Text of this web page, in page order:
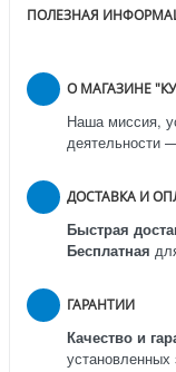
ПОЛЕЗНАЯ
О МАГАЗИНЕ
Наша миссия,
деятельности
ДОСТАВКА И
Быстрая
Бесплатная
ГАРАНТИИ
Качество и
установленных